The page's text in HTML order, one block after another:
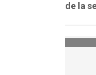
de la